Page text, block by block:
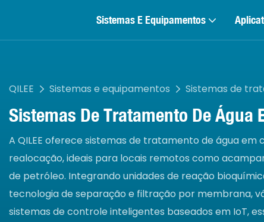
Sistemas E Equipamentos
QILEE Sistemas e equipamentos Sistemas de
Sistemas De Tratamento De Água
A QILEE oferece sistemas de tratamento de água
realocação, ideais para locais remotos como
de petróleo. Integrando unidades de reação
tecnologia de separação e filtração por membrana,
sistemas de controle inteligentes baseados em IoT,